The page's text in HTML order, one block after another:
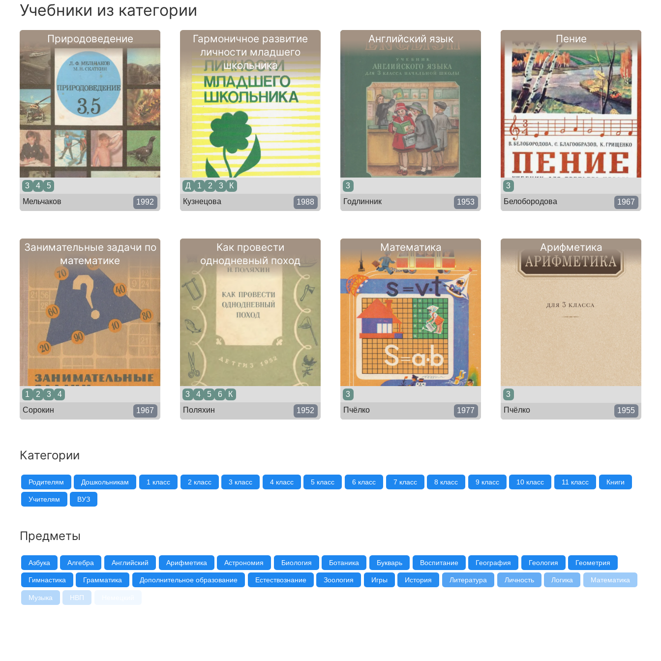
Учебники из категории
Природоведение
3 4
5
Мельчаков
1992
Гармоничное развитие
личности младшего
школьника
Д 1 2 3
К
Кузнецова
1988
Английский язык
3
Годлинник
1953
Пение
3
Белобородова
1967
Занимательные задачи по
математике
1 2 3
4
Сорокин
1967
Как провести
однодневный поход
3 4 5 6
К
Поляхин
1952
Математика
3
Пчёлко
1977
Арифметика
3
Пчёлко
1955
Категории
Родителям Дошкольникам 1 класс 2 класс 3 класс 4 класс 5 класс 6 класс 7 класс 8 класс 9 класс 10 класс 11 класс Книги
Учителям ВУЗ
Предметы
Азбука Алгебра Английский Арифметика Астрономия Биология Ботаника Букварь Воспитание География Геология Геометрия
Гимнастика Грамматика Дополнительное образование Естествознание Зоология Игры История Литература Личность Логика Математика
Музыка НВП